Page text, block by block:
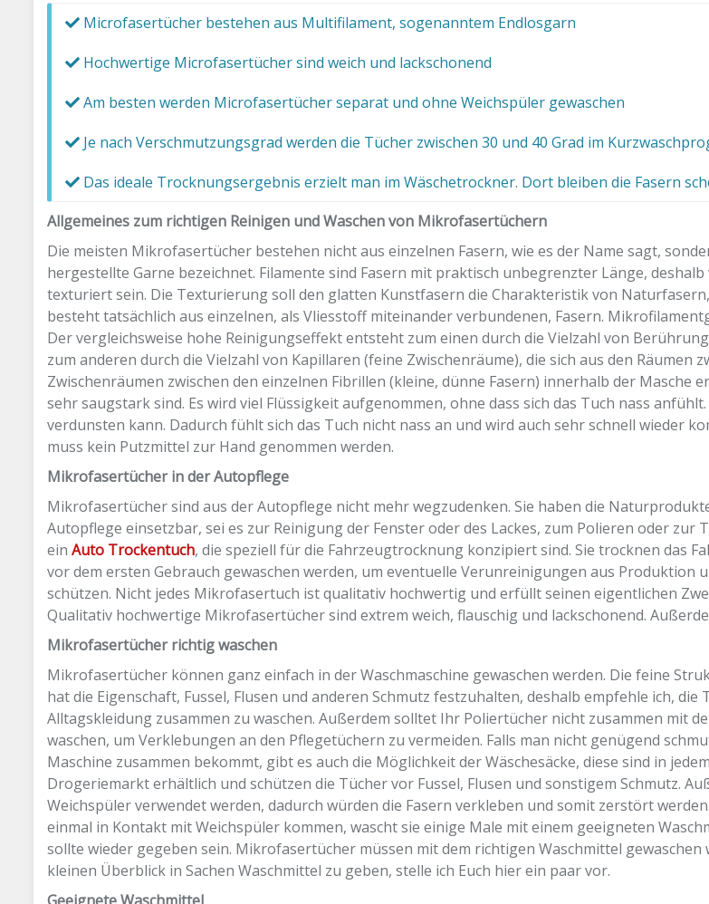
Microfasertücher bestehen aus Multifilament, sogenanntem Endlosgarn
Hochwertige Microfasertücher sind weich und lackschonend
Am besten werden Microfasertücher separat und ohne Weichspüler gewaschen
Je nach Verschmutzungsgrad werden die Tücher zwischen 30 und 40 Grad im
Das ideale Trocknungsergebnis erzielt man im Wäschetrockner. Dort bleiben die Fasern
Allgemeines zum richtigen Reinigen und Waschen von Mikrofasertüchern
Die meisten Mikrofasertücher bestehen nicht aus einzelnen Fasern, wie es der Name sagt,
hergestellte Garne bezeichnet. Filamente sind Fasern mit praktisch unbegrenzter Länge,
texturiert sein. Die Texturierung soll den glatten Kunstfasern die Charakteristik von
besteht tatsächlich aus einzelnen, als Vliesstoff miteinander verbundenen, Fasern.
Der vergleichsweise hohe Reinigungseffekt entsteht zum einen durch die Vielzahl von
zum anderen durch die Vielzahl von Kapillaren (feine Zwischenräume), die sich aus den
Zwischenräumen zwischen den einzelnen Fibrillen (kleine, dünne Fasern) innerhalb der
sehr saugstark sind. Es wird viel Flüssigkeit aufgenommen, ohne dass sich das Tuch nass
verdunsten kann. Dadurch fühlt sich das Tuch nicht nass an und wird auch sehr schnell wieder
muss kein Putzmittel zur Hand genommen werden.
Mikrofasertücher in der Autopflege
Mikrofasertücher sind aus der Autopflege nicht mehr wegzudenken. Sie haben die
Autopflege einsetzbar, sei es zur Reinigung der Fenster oder des Lackes, zum Polieren oder
ein Auto Trockentuch, die speziell für die Fahrzeugtrocknung konzipiert sind. Sie trocknen das
vor dem ersten Gebrauch gewaschen werden, um eventuelle Verunreinigungen aus Produktion
schützen. Nicht jedes Mikrofasertuch ist qualitativ hochwertig und erfüllt seinen eigentlichen
Qualitativ hochwertige Mikrofasertücher sind extrem weich, flauschig und lackschonend.
Mikrofasertücher richtig waschen
Mikrofasertücher können ganz einfach in der Waschmaschine gewaschen werden. Die feine
hat die Eigenschaft, Fussel, Flusen und anderen Schmutz festzuhalten, deshalb empfehle ich, die
Alltagskleidung zusammen zu waschen. Außerdem solltet Ihr Poliertücher nicht zusammen mit
waschen, um Verklebungen an den Pflegetüchern zu vermeiden. Falls man nicht genügend
Maschine zusammen bekommt, gibt es auch die Möglichkeit der Wäschesäcke, diese sind in
Drogeriemarkt erhältlich und schützen die Tücher vor Fussel, Flusen und sonstigem Schmutz.
Weichspüler verwendet werden, dadurch würden die Fasern verkleben und somit zerstört
einmal in Kontakt mit Weichspüler kommen, wascht sie einige Male mit einem geeigneten
sollte wieder gegeben sein. Mikrofasertücher müssen mit dem richtigen Waschmittel gewaschen
kleinen Überblick in Sachen Waschmittel zu geben, stelle ich Euch hier ein paar vor.